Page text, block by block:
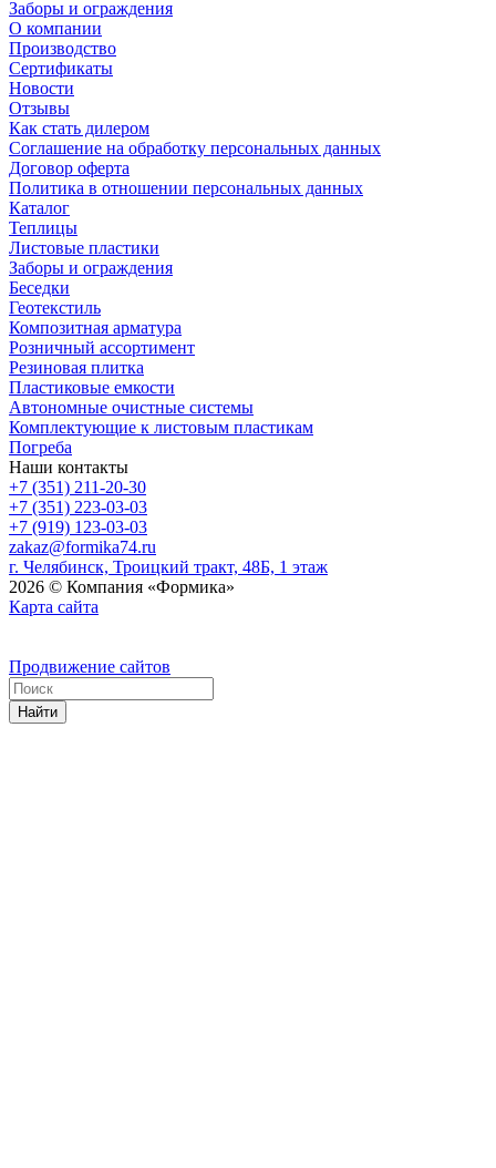
Заборы и ограждения
О компании
Производство
Сертификаты
Новости
Отзывы
Как стать дилером
Соглашение на обработку персональных данных
Договор оферта
Политика в отношении персональных данных
Каталог
Теплицы
Листовые пластики
Заборы и ограждения
Беседки
Геотекстиль
Композитная арматура
Розничный ассортимент
Резиновая плитка
Пластиковые емкости
Автономные очистные системы
Комплектующие к листовым пластикам
Погреба
Наши контакты
+7 (351) 211-20-30
+7 (351) 223-03-03
+7 (919) 123-03-03
zakaz@formika74.ru
г. Челябинск, Троицкий тракт, 48Б, 1 этаж
2026 © Компания «Формика»
Карта сайта
Продвижение сайтов
Найти